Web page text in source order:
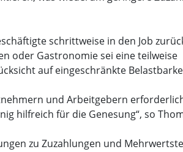
schrittweise in den Job
oder Gastronomie sei eine teilweise
auf eingeschränkte
und Arbeitgebern
hilfreich für die Genesung“, so
zu Zuzahlungen und